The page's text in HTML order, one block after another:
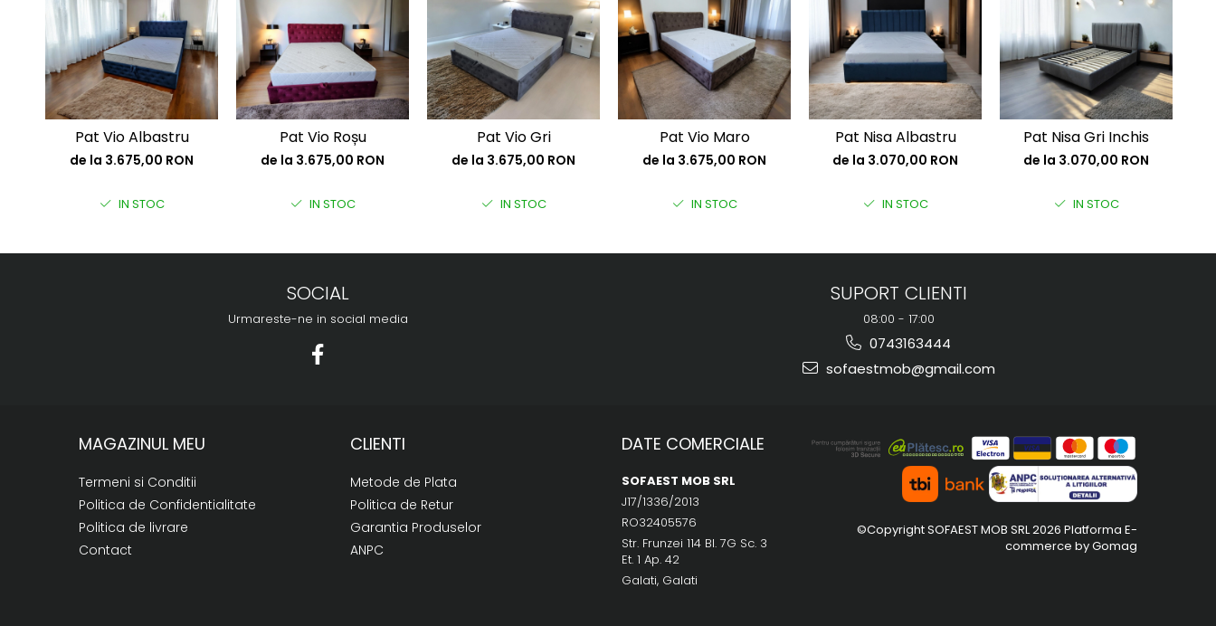
Pat Vio Albastru
de la 3.675,00 RON
IN STOC
Pat Vio Roșu
de la 3.675,00 RON
IN STOC
Pat Vio Gri
de la 3.675,00 RON
IN STOC
Pat Vio Maro
de la 3.675,00 RON
IN STOC
Pat Nisa Albastru
de la 3.070,00 RON
IN STOC
Pat Nisa Gri Inchis
de la 3.070,00 RON
IN STOC
SOCIAL
Urmareste-ne in social media
SUPORT CLIENTI
08:00 - 17:00
0743163444
sofaestmob@gmail.com
MAGAZINUL MEU
Termeni si Conditii
Politica de Confidentialitate
Politica de livrare
Contact
CLIENTI
Metode de Plata
Politica de Retur
Garantia Produselor
ANPC
DATE COMERCIALE
SOFAEST MOB SRL
J17/1336/2013
RO32405576
Str. Frunzei 114 Bl. 7G Sc. 3
Et. 1 Ap. 42
Galati, Galati
©Copyright SOFAEST MOB SRL 2026 Platforma E-
commerce by Gomag